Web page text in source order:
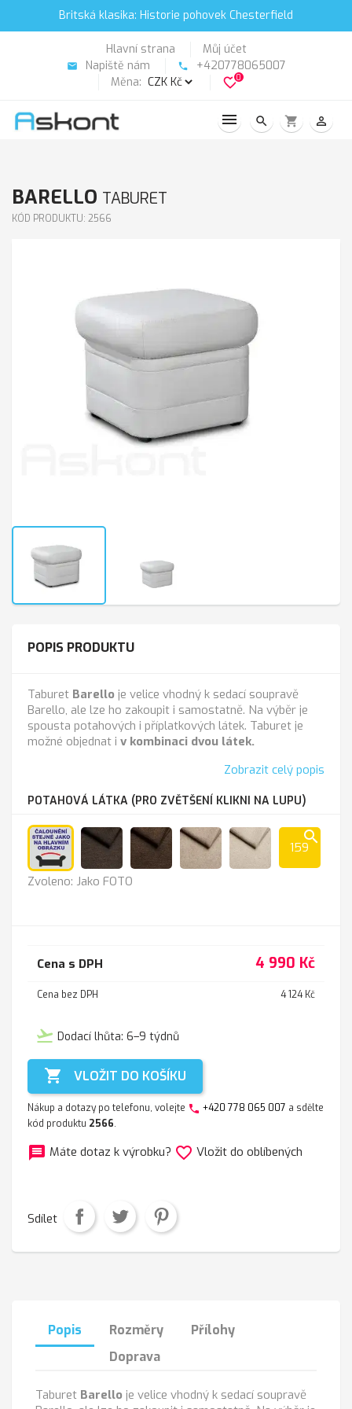
Britská klasika: Historie pohovek Chesterfield
Hlavní strana Můj účet
email Napiště nám phone
+420778065007
Měna:
favorite_border0
search shopping_cart person_outline
BARELLO TABURET
KÓD PRODUKTU: 2566
POPIS PRODUKTU
Taburet Barello je velice vhodný k sedací soupravě
Barello, ale lze ho zakoupit i samostatně. Na výběr je
spousta potahových i příplatkových látek. Taburet je
možné objednat i v kombinaci dvou látek.
Zobrazit celý popis
POTAHOVÁ LÁTKA (PRO ZVĚTŠENÍ KLIKNI NA LUPU)
Jako
Lira
search
159
Zvoleno: Jako FOTO
Cena s DPH 4 990 Kč
Cena bez DPH 4 124 Kč
flight_takeoff Dodací lhůta: 6–9 týdnů
 VLOŽIT DO KOŠÍKU
Nákup a dotazy po telefonu, volejte phone +420 778 065 007 a sdělte
kód produktu 2566.
message Máte dotaz k výrobku? favorite_border Vložit do oblíbených
Sdílet
Popis Rozměry
Přílohy
Doprava
Taburet Barello je velice vhodný k sedací soupravě